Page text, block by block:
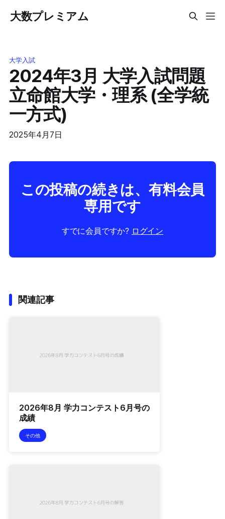
大数プレミアム
大学入試
2024年3月 大学入試問題
立命館大学・理系 (全学統
一方式)
2025年4月7日
この投稿の続きは、有料会員
専用です
すでに会員ですか? ログイン
関連記事
2026年8月 学力コンテスト6月号の
成績
その他